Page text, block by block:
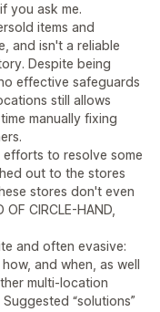
you ask me.
items and
and isn't a reliable
Despite being
effective safeguards
still allows
manually fixing
to resolve some
out to the stores
stores don't even
OF CIRCLE-HAND,
and often evasive:
and when, as well
multi‑location
“solutions”